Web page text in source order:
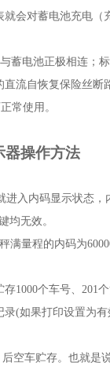
会对蓄电池充电
蓄电池正极相连；
流自恢复保险丝断
常使用。
器操作方法
入内码显示状态
均无效。
满量程的内码为
1000个车号、201
(如果打印设置为
空车贮存。也就是